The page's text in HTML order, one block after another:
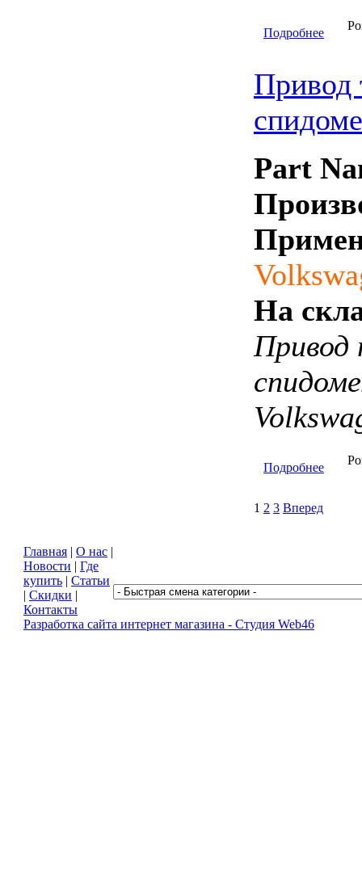
Подробнее
Привод
Part
На
Привод
Подробнее
1 2 3 Вперед
Главная | О нас |
Новости | Где
купить | Статьи
| Скидки |
Контакты
Разработка сайта интернет магазина - Студия Web46